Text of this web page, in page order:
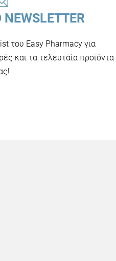
του Easy Pharmacy για
και τα τελευταία προϊόντα